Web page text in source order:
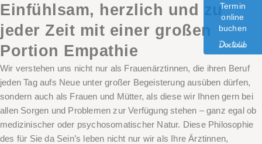
Einfühlsam, herzlich und zu
jeder Zeit mit einer großen
Portion Empathie
Wir verstehen uns nicht nur als Frauenärztinnen, die ihren Beruf
jeden Tag aufs Neue unter großer Begeisterung ausüben dürfen,
sondern auch als Frauen und Mütter, als diese wir Ihnen gern bei
allen Sorgen und Problemen zur Verfügung stehen – ganz egal ob
medizinischer oder psychosomatischer Natur. Diese Philosophie
des für Sie da Sein’s leben nicht nur wir als Ihre Ärztinnen,
Termin
online
buchen